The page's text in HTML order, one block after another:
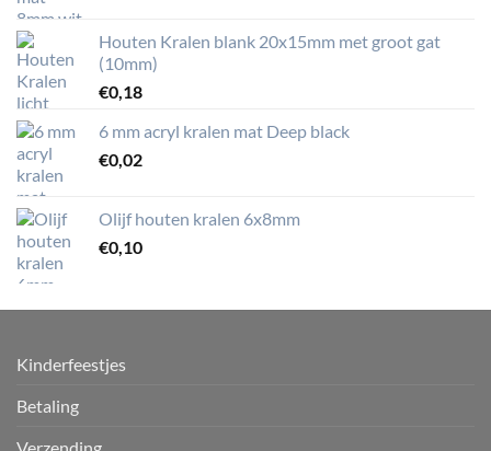
Houten Kralen blank 20x15mm met groot gat
(10mm)
€0,18
6 mm acryl kralen mat Deep black
€0,02
Olijf houten kralen 6x8mm
€0,10
Kinderfeestjes
Betaling